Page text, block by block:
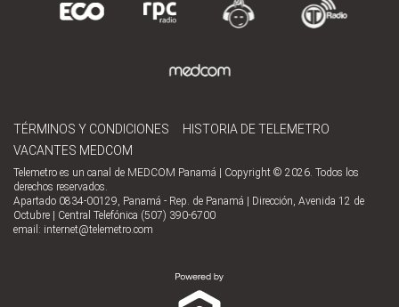
TÉRMINOS Y CONDICIONES
HISTORIA DE TELEMETRO
VACANTES MEDCOM
Telemetro es un canal de MEDCOM Panamá | Copyright © 2026. Todos los
derechos reservados.
Apartado 0834-00129, Panamá - Rep. de Panamá | Dirección, Avenida 12 de
Octubre | Central Telefónica (507) 390-6700
email: internet@telemetro.com